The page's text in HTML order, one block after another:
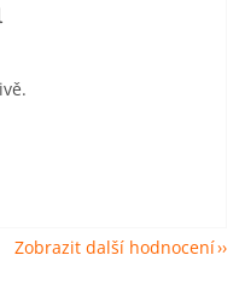
5 z 5 hvězdiček.
5 z 5 hvězdiček.
Zobrazit další hodnocení